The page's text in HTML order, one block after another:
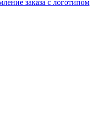
заказа с логотипом